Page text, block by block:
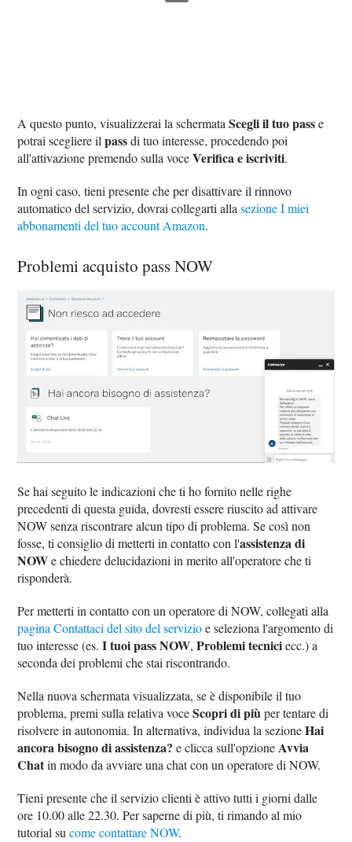
A questo punto, visualizzerai la schermataScegli il tuo passe
potrai scegliere ilpassdi tuo interesse, procedendo poi
all'attivazione premendo sulla voceVerifica e iscriviti.
In ogni caso, tieni presente che per disattivare il rinnovo
automatico del servizio, dovrai collegarti allasezione I miei
abbonamenti del tuo account Amazon.
Problemi acquisto pass NOW
Se hai seguito le indicazioni che ti ho fornito nelle righe
precedenti di questa guida, dovresti essere riuscito ad attivare
NOW senza riscontrare alcun tipo di problema. Se così non
fosse, ti consiglio di metterti in contatto con l'assistenza di
NOWe chiedere delucidazioni in merito all'operatore che ti
risponderà.
Per metterti in contatto con un operatore di NOW, collegati alla
pagina Contattaci del sito del servizioe seleziona l'argomento di
tuo interesse (es.I tuoi pass NOW,Problemi tecniciecc.) a
seconda dei problemi che stai riscontrando.
Nella nuova schermata visualizzata, se è disponibile il tuo
problema, premi sulla relativa voceScopri di piùper tentare di
risolvere in autonomia. In alternativa, individua la sezioneHai
ancora bisogno di assistenza? e clicca sull'opzioneAvvia
Chatin modo da avviare una chat con un operatore di NOW.
Tieni presente che il servizio clienti è attivo tutti i giorni dalle
ore 10.00 alle 22.30. Per saperne di più, ti rimando al mio
tutorial sucome contattare NOW.